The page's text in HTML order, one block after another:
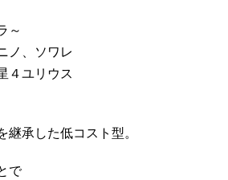
～
、ソワレ
ユリウス
継承した低コスト型。
で